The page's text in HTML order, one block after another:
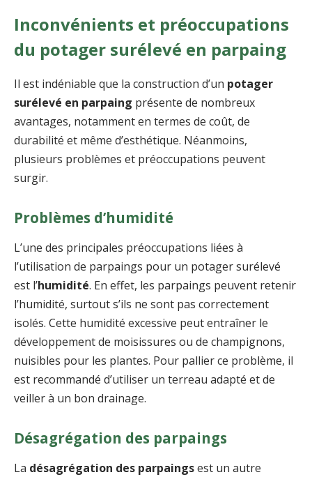
Inconvénients et préoccupations
du potager surélevé en parpaing
Il est indéniable que la construction d’un potager
surélevé en parpaing présente de nombreux
avantages, notamment en termes de coût, de
durabilité et même d’esthétique. Néanmoins,
plusieurs problèmes et préoccupations peuvent
surgir.
Problèmes d’humidité
L’une des principales préoccupations liées à
l’utilisation de parpaings pour un potager surélevé
est l’humidité. En effet, les parpaings peuvent retenir
l’humidité, surtout s’ils ne sont pas correctement
isolés. Cette humidité excessive peut entraîner le
développement de moisissures ou de champignons,
nuisibles pour les plantes. Pour pallier ce problème, il
est recommandé d’utiliser un terreau adapté et de
veiller à un bon drainage.
Désagrégation des parpaings
La désagrégation des parpaingsest un autre